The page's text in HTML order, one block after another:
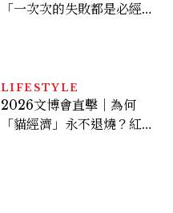
「一次次的失敗都是必經過
LIFESTYLE
2026文博會直擊｜為何
「貓經濟」永不退燒？紅到